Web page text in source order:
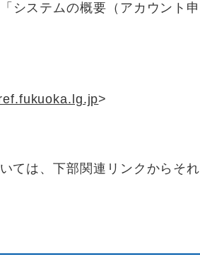
システムの概要（アカウント申
>
ては、下部関連リンクからそれ